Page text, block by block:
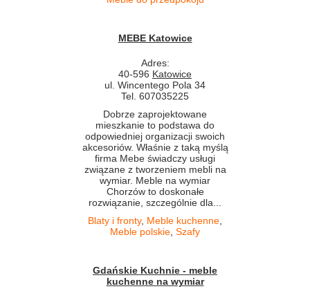
MEBE Katowice
Adres:
40-596 Katowice
ul. Wincentego Pola 34
Tel. 607035225
Dobrze zaprojektowane
mieszkanie to podstawa do
odpowiedniej organizacji swoich
akcesoriów. Właśnie z taką myślą
firma Mebe świadczy usługi
związane z tworzeniem mebli na
wymiar. Meble na wymiar
Chorzów to doskonałe
rozwiązanie, szczególnie dla...
Blaty i fronty, Meble kuchenne
Meble polskie Szafy
Gdańskie Kuchnie - meble
kuchenne na wymiar